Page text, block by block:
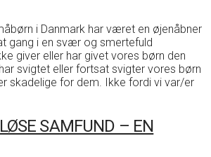
i Danmark har været en øjenåbner
gang i en svær og smertefuld
giver eller har givet vores børn den
svigtet eller fortsat svigter vores børn
skadelige for dem. Ikke fordi vi var/er
SAMFUND – EN